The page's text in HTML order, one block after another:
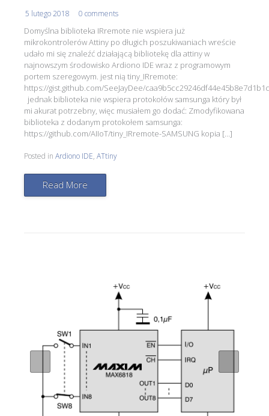
5 lutego 2018 0 comments
Domyślna biblioteka IRremote nie wspiera już
mikrokontrolerów Attiny po długich poszukiwaniach wreście
udało mi się znaleźć działającą bibliotekę dla attiny w
najnowszym środowisko Ardiono IDE wraz z programowym
portem szeregowym. jest nią tiny_IRremote:
https://gist.github.com/SeeJayDee/
jednak biblioteka nie wspiera protokołów samsunga który był
mi akurat potrzebny, więc musiałem go dodać: Zmodyfikowana
biblioteka z dodanym protokołem samsunga:
https://github.com/AIIoT/tiny_IRremote-SAMSUNG kopia […]
Posted in Ardiono IDE, ATtiny
Read More